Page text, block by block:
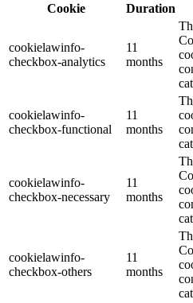
Cookie
Duration
cookielawinfo-
checkbox-analytics
11
months
cookielawinfo-
checkbox-functional
11
months
cookielawinfo-
checkbox-necessary
11
months
cookielawinfo-
checkbox-others
11
months